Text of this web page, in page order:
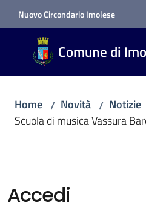
Vai al contenuto
Vai alla navigazione
Vai al footer
Nuovo Circondario Imolese
Comune di
Comune
di Imola
RETE
Menu selezionato
Home / Novità / Notizie
Scuola di musica Vassura
Accedi